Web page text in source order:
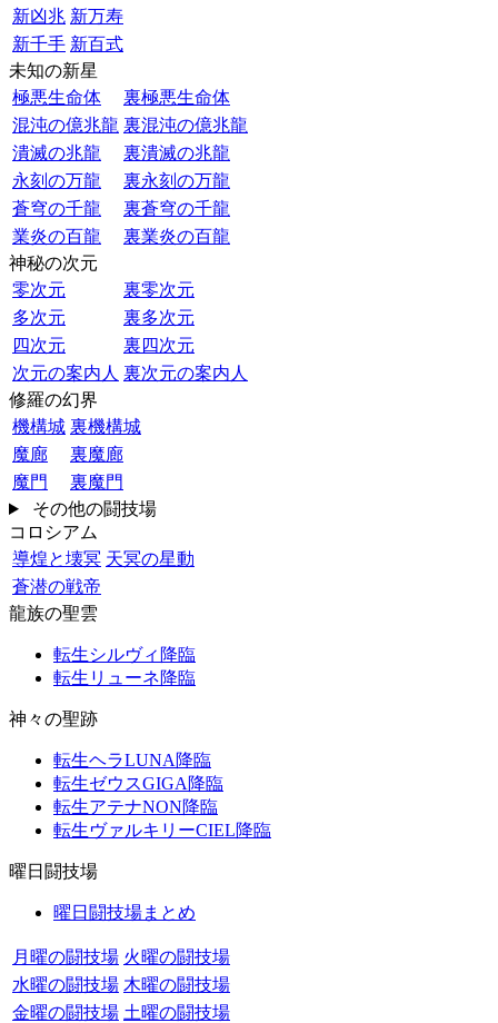
新凶兆 新万寿
新千手 新百式
未知の新星
極悪生命体
裏極悪生命体
混沌の億兆龍 裏混沌の億兆龍
潰滅の兆龍
裏潰滅の兆龍
永刻の万龍
裏永刻の万龍
蒼穹の千龍
裏蒼穹の千龍
業炎の百龍
裏業炎の百龍
神秘の次元
零次元
裏零次元
多次元
裏多次元
四次元
裏四次元
次元の案内人 裏次元の案内人
修羅の幻界
機構城 裏機構城
魔廊
裏魔廊
魔門
裏魔門
その他の闘技場
コロシアム
導煌と壊冥 天冥の星動
蒼潜の戦帝
龍族の聖雲
転生シルヴィ降臨
転生リューネ降臨
神々の聖跡
転生ヘラLUNA降臨
転生ゼウスGIGA降臨
転生アテナNON降臨
転生ヴァルキリーCIEL降臨
曜日闘技場
曜日闘技場まとめ
月曜の闘技場 火曜の闘技場
水曜の闘技場 木曜の闘技場
金曜の闘技場 土曜の闘技場